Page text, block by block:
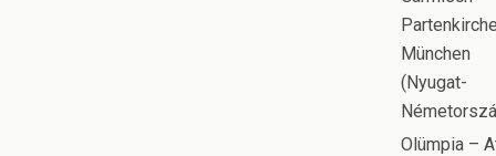
München
(Nyugat-
Olümpia –